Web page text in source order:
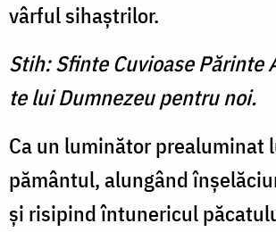
vârful sihaştrilor.
Stih: Sfinte Cuvioase Părinte
te lui Dumnezeu pentru noi.
Ca un luminător prealuminat
pământul, alungând
şi risipind întunericul